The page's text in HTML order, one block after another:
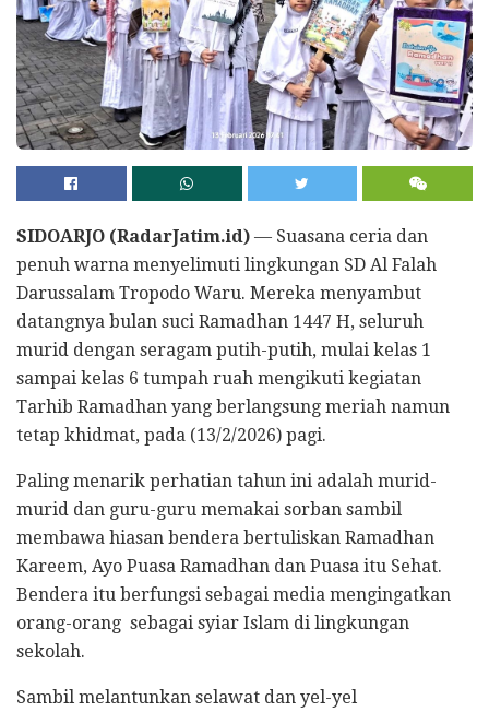
SIDOARJO (RadarJatim.id) — Suasana ceria dan
penuh warna menyelimuti lingkungan SD Al Falah
Darussalam Tropodo Waru. Mereka menyambut
datangnya bulan suci Ramadhan 1447 H, seluruh
murid dengan seragam putih-putih, mulai kelas 1
sampai kelas 6 tumpah ruah mengikuti kegiatan
Tarhib Ramadhan yang berlangsung meriah namun
tetap khidmat, pada (13/2/2026) pagi.
Paling menarik perhatian tahun ini adalah murid-
murid dan guru-guru memakai sorban sambil
membawa hiasan bendera bertuliskan Ramadhan
Kareem, Ayo Puasa Ramadhan dan Puasa itu Sehat.
Bendera itu berfungsi sebagai media mengingatkan
orang-orang sebagai syiar Islam di lingkungan
sekolah.
Sambil melantunkan selawat dan yel-yel